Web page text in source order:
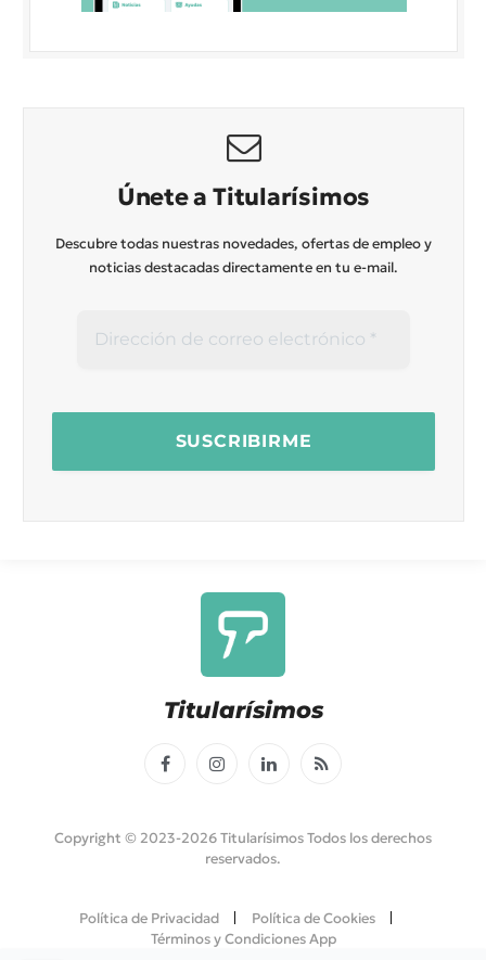
Únete a Titularísimos
Descubre todas nuestras novedades, ofertas de empleo y
noticias destacadas directamente en tu e-mail.
Titularísimos
FacebookInstagramLinkedInRSS
Copyright © 2023-2026 Titularísimos Todos los derechos
reservados.
Política de Privacidad
Política de Cookies
Términos y Condiciones App